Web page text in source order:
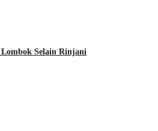
Selain Rinjani